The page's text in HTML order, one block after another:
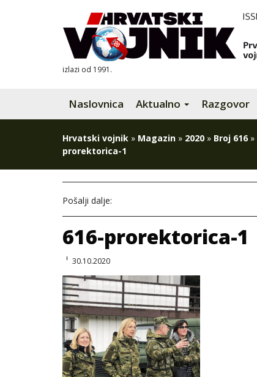
izlazi od 1991.
Naslovnica Aktualno Razgovor
Hrvatski vojnik » Magazin » 2020 » Broj 616 »
prorektorica-1
Pošalji dalje:
616-prorektorica-1
30.10.2020